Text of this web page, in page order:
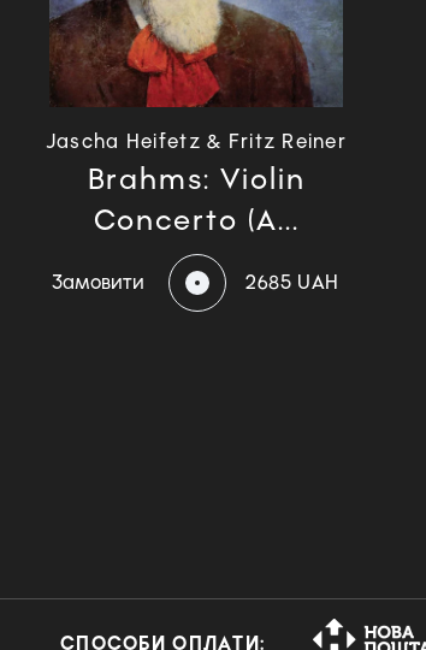
Jascha Heifetz & Fritz Reiner
Brahms: Violin
Concerto (A...
Замовити 2685 UAH
СПОСОБИ ОПЛАТИ: